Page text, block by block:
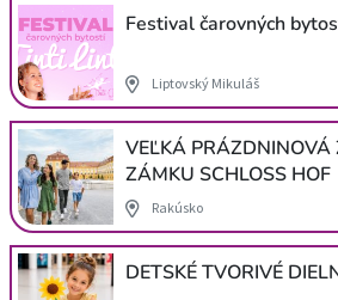
Festival čarovných
Liptovský Mikuláš
VEĽKÁ
ZÁMKU SCHLOSS HOF
Rakúsko
DETSKÉ TVORIVÉ